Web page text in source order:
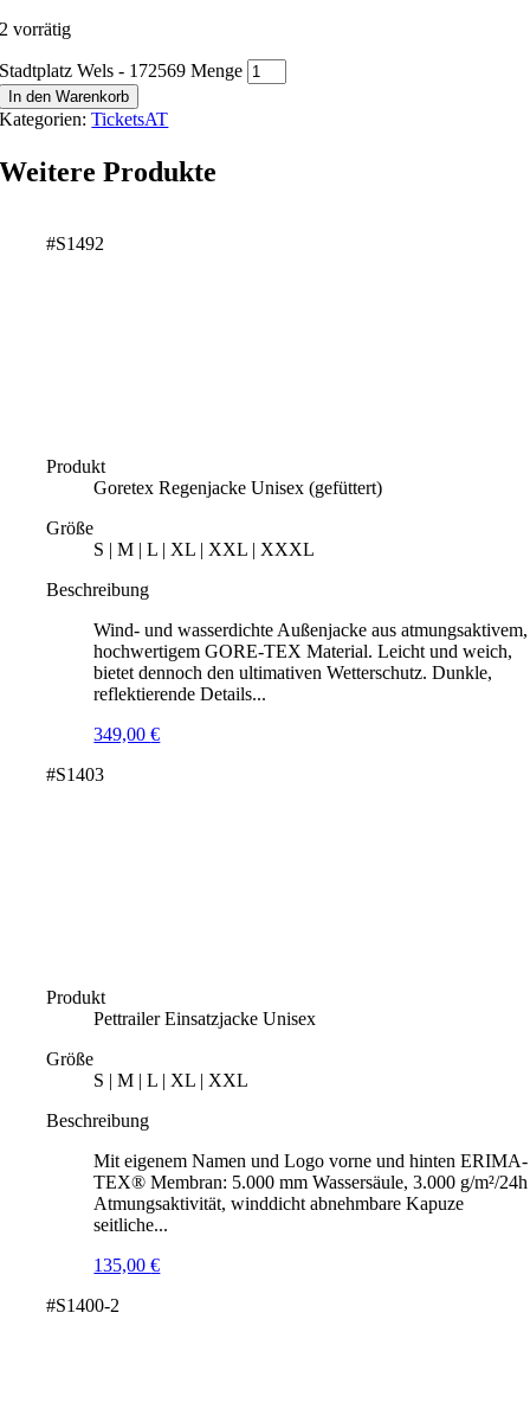
2 vorrätig
Stadtplatz Wels - 172569 Menge
In den Warenkorb
Kategorien:TicketsAT
Weitere Produkte
#S1492
Produkt
Goretex Regenjacke Unisex (gefüttert)
Größe
S | M | L | XL | XXL | XXXL
Beschreibung
Wind- und wasserdichte Außenjacke aus atmungsaktivem,
hochwertigem GORE-TEX Material. Leicht und weich,
bietet dennoch den ultimativen Wetterschutz. Dunkle,
reflektierende Details...
349,00€
#S1403
Produkt
Pettrailer Einsatzjacke Unisex
Größe
S | M | L | XL | XXL
Beschreibung
Mit eigenem Namen und Logo vorne und hinten ERIMA-
TEX® Membran: 5.000 mm Wassersäule, 3.000 g/m²/24h
Atmungsaktivität, winddicht abnehmbare Kapuze
seitliche...
135,00€
#S1400-2